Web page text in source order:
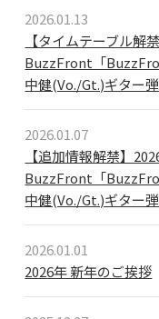
2026.01.13
【タイムテーブル解
BuzzFront「
中健(Vo./Gt.)ギター
2026.01.07
【追加情報解禁】
BuzzFront「
中健(Vo./Gt.)ギター
2026.01.01
2026年 新年のご挨拶